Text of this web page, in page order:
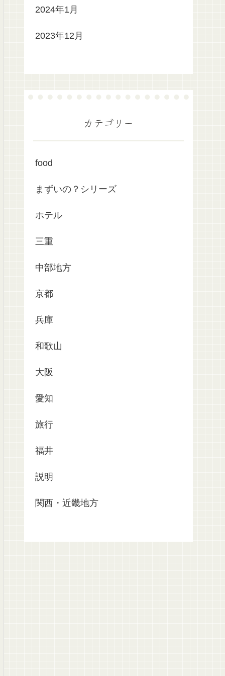
2024年1月
2023年12月
カテゴリー
food
まずいの？シリーズ
ホテル
三重
中部地方
京都
兵庫
和歌山
大阪
愛知
旅行
福井
説明
関西・近畿地方